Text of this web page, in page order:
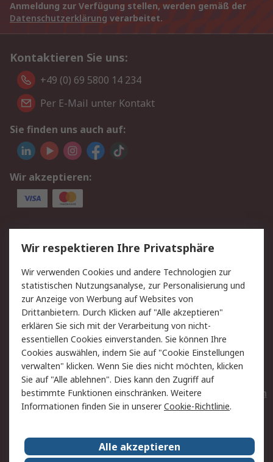
Anmeldung zur Verfügung stellen, werden gemäß der
Datenschutzerklärung verarbeitet.
Kontaktieren Sie uns:
+49 (0) 69 5800 14 234
Per E-Mail unter Kontakt
Sie finden uns auch auf:
Wir akzeptieren:
Service
Value Added Services
Lieferlösungen
Rücksendungen
Kontakt
Hilfe
Privatkunden
Rechtliches
AGB
Datenschutz
Cookie-Richtlinie
Zahlungsbedingungen
Copyright/Impressum
Entsorgung
Elektrogeräte/Batterien
RS weltweit
Wir respektieren Ihre Privatsphäre
Wir verwenden Cookies und andere Technologien zur
statistischen Nutzungsanalyse, zur Personalisierung und
zur Anzeige von Werbung auf Websites von
Drittanbietern. Durch Klicken auf "Alle akzeptieren"
erklären Sie sich mit der Verarbeitung von nicht-
essentiellen Cookies einverstanden. Sie können Ihre
Cookies auswählen, indem Sie auf "Cookie Einstellungen
verwalten" klicken. Wenn Sie dies nicht möchten, klicken
Sie auf "Alle ablehnen". Dies kann den Zugriff auf
bestimmte Funktionen einschränken. Weitere
Informationen finden Sie in unsererCookie-Richtlinie.
Alle akzeptieren